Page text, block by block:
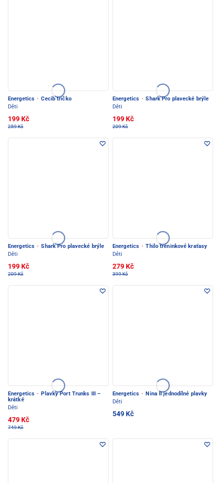
Energetics · Cecib tričko
Děti
199 Kč
259 Kč
Energetics · Shark Pro plavecké brýle
Děti
199 Kč
209 Kč
Energetics · Shark Pro plavecké brýle
Děti
199 Kč
209 Kč
Energetics · Thilo tréninkové kraťasy
Děti
279 Kč
399 Kč
Energetics · Plavky Port Trunks III –
krátké
Děti
479 Kč
749 Kč
Energetics · Nina II jednodílné plavky
Děti
549 Kč